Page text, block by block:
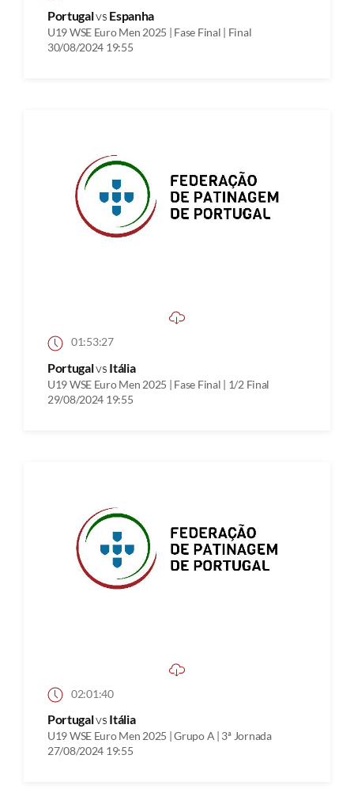
Portugalvs Espanha
U19 WSE Euro Men 2025 | Fase Final | Final
30/08/2024 19:55
01:53:27
Portugalvs Itália
U19 WSE Euro Men 2025 | Fase Final | 1/2 Final
29/08/2024 19:55
02:01:40
Portugalvs Itália
U19 WSE Euro Men 2025 | Grupo A | 3ª Jornada
27/08/2024 19:55